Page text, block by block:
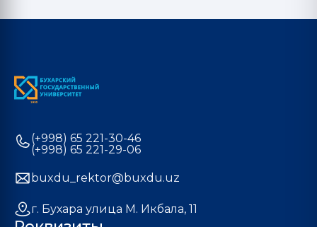
(+998) 65 221-30-46
(+998) 65 221-29-06
buxdu_rektor@buxdu.uz
г. Бухара улица М. Икбала, 11